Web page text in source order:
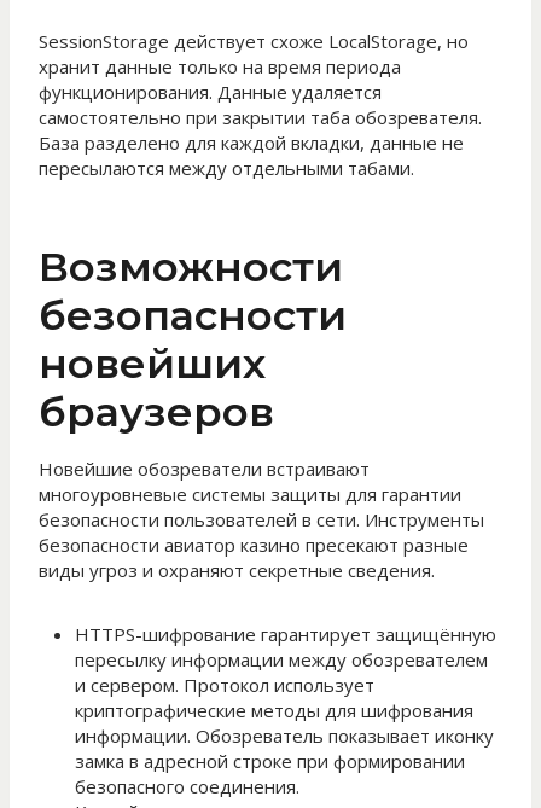
SessionStorage действует схоже LocalStorage, но
хранит данные только на время периода
функционирования. Данные удаляется
самостоятельно при закрытии таба обозревателя.
База разделено для каждой вкладки, данные не
пересылаются между отдельными табами.
Возможности
безопасности
новейших
браузеров
Новейшие обозреватели встраивают
многоуровневые системы защиты для гарантии
безопасности пользователей в сети. Инструменты
безопасности авиатор казино пресекают разные
виды угроз и охраняют секретные сведения.
HTTPS-шифрование гарантирует защищённую
пересылку информации между обозревателем
и сервером. Протокол использует
криптографические методы для шифрования
информации. Обозреватель показывает иконку
замка в адресной строке при формировании
безопасного соединения.